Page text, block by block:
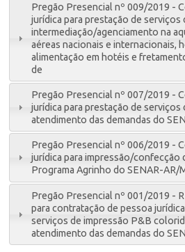
Pregão Presencial nº 009/2019 -
jurídica para prestação de serviços
intermediação/agenciamento na
aéreas nacionais e internacionais,
alimentação em hotéis e
de
Pregão Presencial nº 007/2019 -
jurídica para prestação de serviços
atendimento das demandas do
Pregão Presencial nº 006/2019 -
jurídica para impressão/confecção
Programa Agrinho do SENAR-AR/
Pregão Presencial nº 001/2019 -
para contratação de pessoa
serviços de impressão P&B
atendimento das demandas do